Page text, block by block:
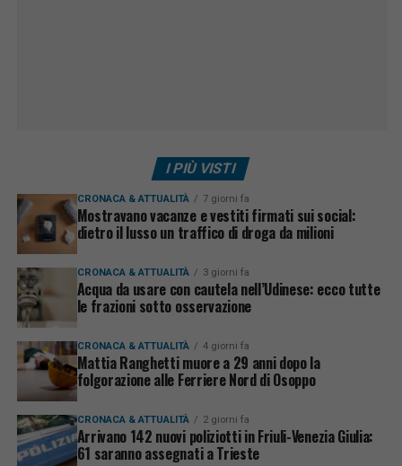
I PIÙ VISTI
CRONACA & ATTUALITÀ 7 giorni fa
Mostravano vacanze e vestiti firmati sui social:
dietro il lusso un traffico di droga da milioni
CRONACA & ATTUALITÀ 3 giorni fa
Acqua da usare con cautela nell’Udinese: ecco tutte
le frazioni sotto osservazione
CRONACA & ATTUALITÀ 4 giorni fa
Mattia Ranghetti muore a 29 anni dopo la
folgorazione alle Ferriere Nord di Osoppo
CRONACA & ATTUALITÀ 2 giorni fa
Arrivano 142 nuovi poliziotti in Friuli-Venezia Giulia:
61 saranno assegnati a Trieste